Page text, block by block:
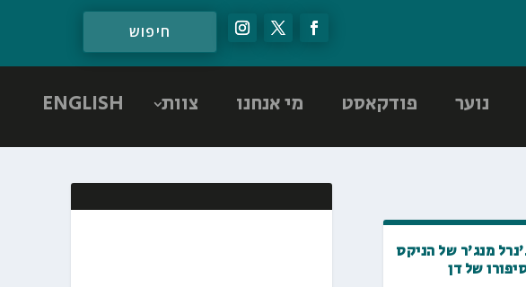
נוער פודקאסט מי אנחנו צוות ENGLISH
מנג'ר של הניקס
של דן